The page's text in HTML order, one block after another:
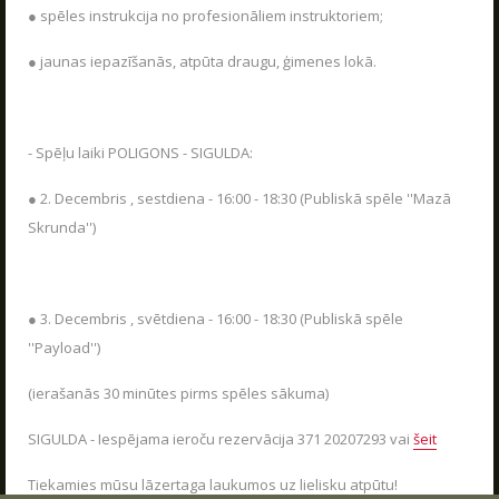
● spēles instrukcija no profesionāliem instruktoriem;
● jaunas iepazīšanās, atpūta draugu, ģimenes lokā.
- Spēļu laiki POLIGONS - SIGULDA:
● 2. Decembris , sestdiena - 16:00 - 18:30 (Publiskā spēle ''Mazā
Skrunda'')
● 3. Decembris , svētdiena - 16:00 - 18:30 (Publiskā spēle
''Payload'')
(ierašanās 30 minūtes pirms spēles sākuma)
SIGULDA - Iespējama ieroču rezervācija 371 20207293 vai šeit
Tiekamies mūsu lāzertaga laukumos uz lielisku atpūtu!
Lāzertags Siguldā
Action-kvests "Bunkurs"!
Izbraukuma lāzertaga spēles
Tuvākie pasākumi
Dāvanu kartes
Spēļu scenāriji
Poligon 1 Siguldā ir plašs pakalpojumu klāsts.
SKOLĒNU EKSKURSIJAS